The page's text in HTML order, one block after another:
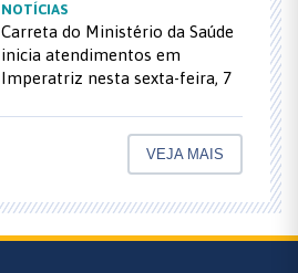
NOTÍCIAS
Carreta do Ministério da Saúde
inicia atendimentos em
Imperatriz nesta sexta-feira, 7
VEJA MAIS